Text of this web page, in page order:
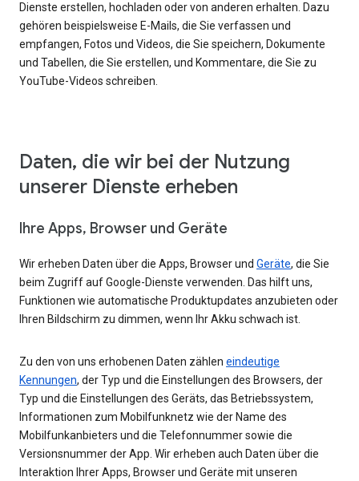
Dienste erstellen, hochladen oder von anderen erhalten. Dazu
gehören beispielsweise E-Mails, die Sie verfassen und
empfangen, Fotos und Videos, die Sie speichern, Dokumente
und Tabellen, die Sie erstellen, und Kommentare, die Sie zu
YouTube-Videos schreiben.
Daten, die wir bei der Nutzung
unserer Dienste erheben
Ihre Apps, Browser und Geräte
Wir erheben Daten über die Apps, Browser und Geräte, die Sie
beim Zugriff auf Google-Dienste verwenden. Das hilft uns,
Funktionen wie automatische Produktupdates anzubieten oder
Ihren Bildschirm zu dimmen, wenn Ihr Akku schwach ist.
Zu den von uns erhobenen Daten zählen eindeutige
Kennungen, der Typ und die Einstellungen des Browsers, der
Typ und die Einstellungen des Geräts, das Betriebssystem,
Informationen zum Mobilfunknetz wie der Name des
Mobilfunkanbieters und die Telefonnummer sowie die
Versionsnummer der App. Wir erheben auch Daten über die
Interaktion Ihrer Apps, Browser und Geräte mit unseren